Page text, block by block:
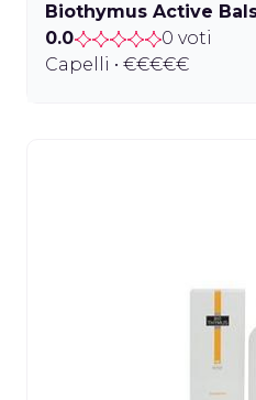
Biothymus Active
0.0
0 voti
Capelli • €€€€€